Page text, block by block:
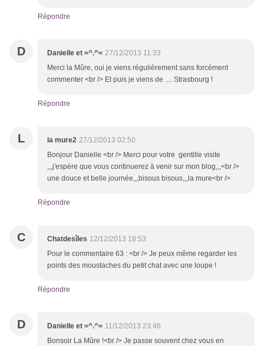
Répondre
D Danielle et =^.^= 27/12/2013 11:33
Merci la Mûre, oui je viens régulièrement sans forcément
commenter <br /> Et puis je viens de .... Strasbourg !
Répondre
L la mure2 27/12/2013 02:50
Bonjour Danielle <br /> Merci pour votre gentille visite
,,,j'espère que vous continuerez à venir sur mon blog,,,<br />
une douce et belle journée,,,bisous bisous,,,la mure<br />
Répondre
C Chatdesîles 12/12/2013 18:53
Pour le commentaire 63 : <br /> Je peux même regarder les
points des moustaches du petit chat avec une loupe !
Répondre
D Danielle et =^.^= 11/12/2013 23:46
Bonsoir La Mûre !<br /> Je passe souvent chez vous en